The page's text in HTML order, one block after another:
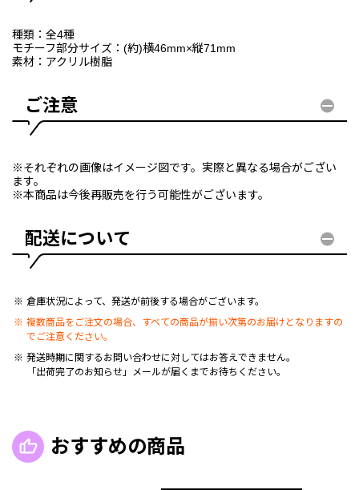
種類：全4種
モチーフ部分サイズ：(約)横46mm×縦71mm
素材：アクリル樹脂
ご注意
※それぞれの画像はイメージ図です。実際と異なる場合がござい
ます。
※本商品は今後再販売を行う可能性がございます。
配送について
倉庫状況によって、発送が前後する場合がございます。
複数商品をご注文の場合、すべての商品が揃い次第のお届けとなりますの
でご注意ください。
発送時期に関するお問い合わせに対してはお答えできません。
「出荷完了のお知らせ」メールが届くまでお待ちください。
おすすめの商品